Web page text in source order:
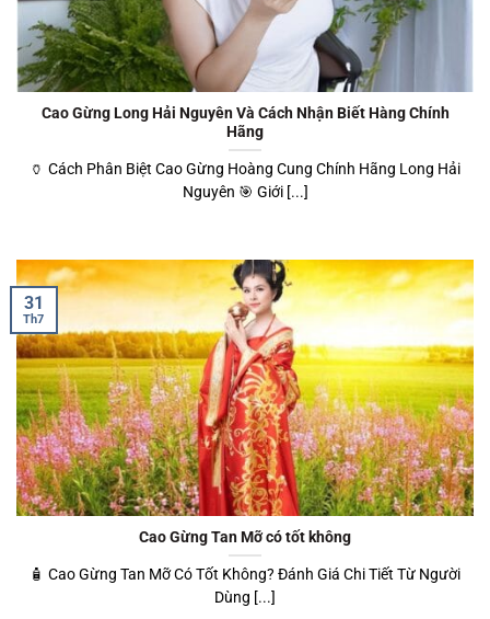
Cao Gừng Long Hải Nguyên Và Cách Nhận Biết Hàng Chính
Hãng
🏺 Cách Phân Biệt Cao Gừng Hoàng Cung Chính Hãng Long Hải
Nguyên 🎯 Giới [...]
Cao Gừng Tan Mỡ có tốt không
🧴 Cao Gừng Tan Mỡ Có Tốt Không? Đánh Giá Chi Tiết Từ Người
Dùng [...]
31
Th7